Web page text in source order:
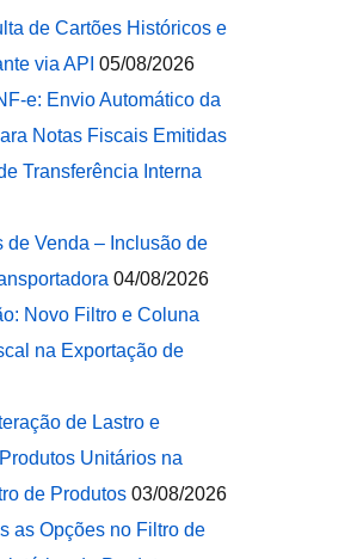
de Cartões Históricos e
via API 05/08/2026
e: Envio Automático da
Notas Fiscais Emitidas
Transferência Interna
de Venda – Inclusão de
04/08/2026
Novo Filtro e Coluna
na Exportação de
de Lastro e
Unitários na
de Produtos 03/08/2026
as Opções no Filtro de